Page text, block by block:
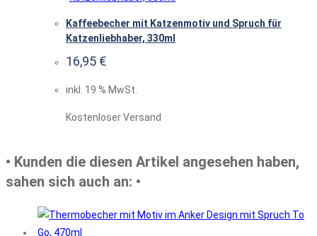
Kaffeebecher mit Katzenmotiv und Spruch für
Katzenliebhaber, 330ml
16,95 €
inkl. 19 % MwSt.
Kostenloser Versand
• Kunden die diesen Artikel angesehen haben,
sahen sich auch an: •